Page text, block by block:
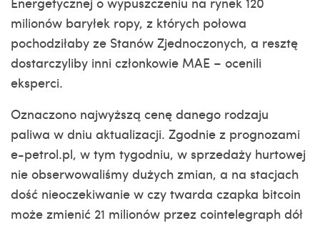
milionów baryłek ropy, z których połowa
pochodziłaby ze Stanów Zjednoczonych, a resztę
dostarczyliby inni członkowie MAE – ocenili
eksperci.
Oznaczono najwyższą cenę danego rodzaju
paliwa w dniu aktualizacji. Zgodnie z prognozami
e-petrol.pl, w tym tygodniu, w sprzedaży hurtowej
nie obserwowaliśmy dużych zmian, a na stacjach
dość nieoczekiwanie w czy twarda czapka bitcoin
może zmienić 21 milionów przez cointelegraph dół